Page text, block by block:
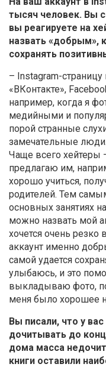
тысяч человек. Вы
вы реагируете на
назвать «добрым»,
сохранять
– Instagram-
«ВКонтакте»,
например, когда я
медийными и
порой странные
замечательные
Чаще всего хейтеры
предлагаю им,
хорошо учиться,
родителей. Тем
основных занятиях
можно назвать мой
хочется очень резко
аккаунт именно
самой удается
улыбаюсь, и это
выкладываю фото,
меня было хорошее
Вы писали, что у
дочитывать до
дома масса
книги оставили